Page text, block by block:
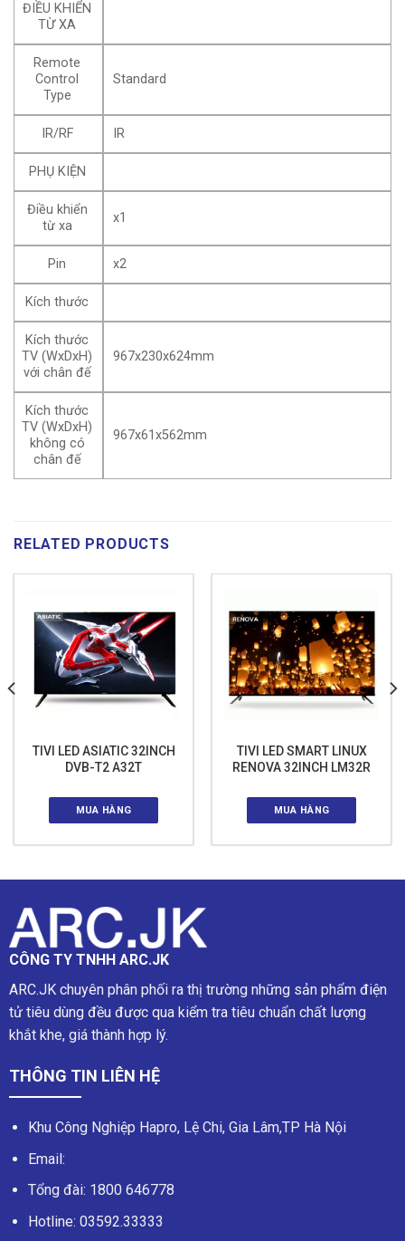
ĐIỀU KHIỂN
TỪ XA
Remote
Control
Type
Standard
IR/RF IR
PHỤ KIỆN
Điều khiển
từ xa
x1
Pin x2
Kích thước
Kích thước
TV (WxDxH)
với chân đế
967x230x624mm
Kích thước
TV (WxDxH)
không có
chân đế
967x61x562mm
RELATED PRODUCTS
TIVI LED ASIATIC 32INCH
DVB-T2 A32T
MUA HÀNG
TIVI LED SMART LINUX
RENOVA 32INCH LM32R
MUA HÀNG
CÔNG TY TNHH ARC.JK
ARC.JK chuyên phân phối ra thị trường những sản phẩm điện
tử tiêu dùng đều được qua kiểm tra tiêu chuẩn chất lượng
khắt khe, giá thành hợp lý.
THÔNG TIN LIÊN HỆ
Khu Công Nghiệp Hapro, Lệ Chi, Gia Lâm,TP Hà Nội
Email:
Tổng đài: 1800 646778
Hotline: 03592.33333